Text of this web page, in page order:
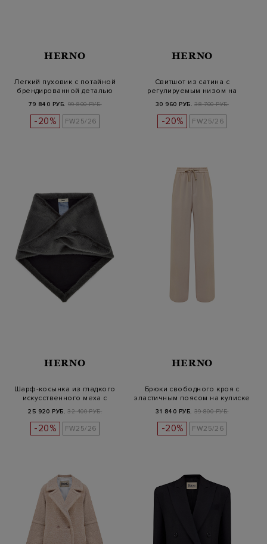
HERNO
Легкий пуховик с потайной
брендированной деталью
79 840 РУБ. 99 800 РУБ.
-20% FW25/26
HERNO
Свитшот из сатина с
регулируемым низом на
30 960 РУБ. 38 700 РУБ.
-20% FW25/26
HERNO
Шарф-косынка из гладкого
искусственного меха с
25 920 РУБ. 32 400 РУБ.
-20% FW25/26
HERNO
Брюки свободного кроя с
эластичным поясом на кулиске
31 840 РУБ. 39 800 РУБ.
-20% FW25/26